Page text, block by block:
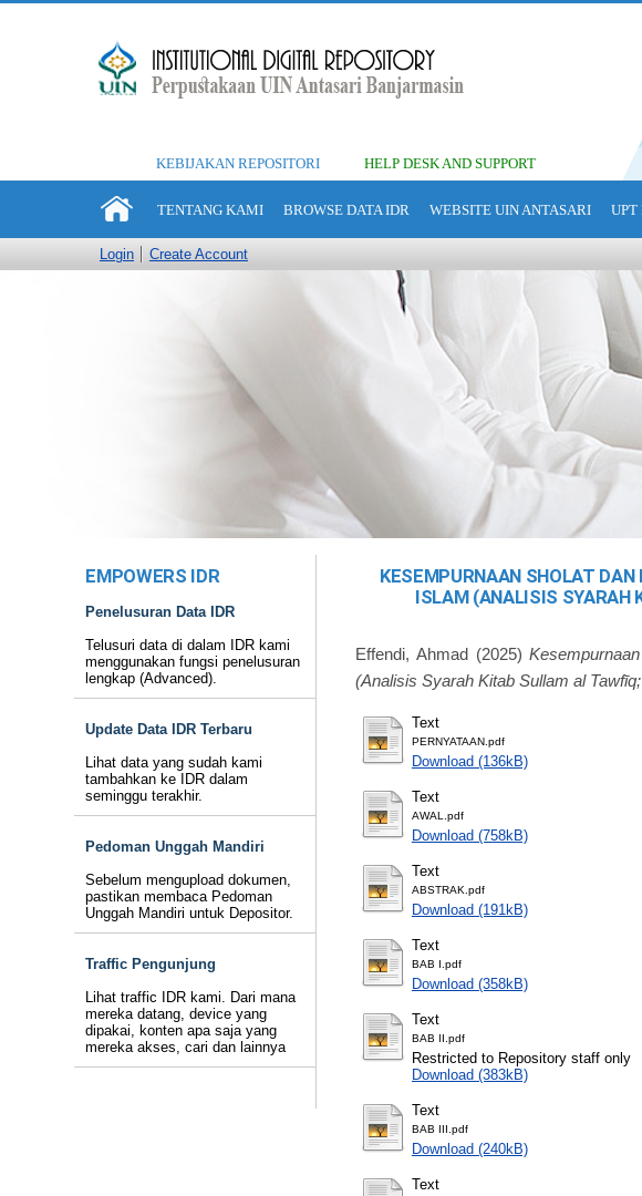
KEBIJAKAN REPOSITORI HELP DESK AND SUPPORT
TENTANG KAMI BROWSE DATA IDR WEBSITE UIN ANTASARI UPT
Login Create Account
EMPOWERS IDR
Penelusuran Data IDR
Telusuri data di dalam IDR kami
menggunakan fungsi penelusuran
lengkap (Advanced).
Update Data IDR Terbaru
Lihat data yang sudah kami
tambahkan ke IDR dalam
seminggu terakhir.
Pedoman Unggah Mandiri
Sebelum mengupload dokumen,
pastikan membaca Pedoman
Unggah Mandiri untuk Depositor.
Traffic Pengunjung
Lihat traffic IDR kami. Dari mana
mereka datang, device yang
dipakai, konten apa saja yang
mereka akses, cari dan lainnya
KESEMPURNAAN SHOLAT
ISLAM (ANALISIS SYARAH
Effendi, Ahmad(2025)
(Analisis Syarah Kitab Sullam al
Text
PERNYATAAN.pdf
Download (136kB)
Text
AWAL.pdf
Download (758kB)
Text
ABSTRAK.pdf
Download (191kB)
Text
BAB I.pdf
Download (358kB)
Text
BAB II.pdf
Restricted to Repository staff only
Download (383kB)
Text
BAB III.pdf
Download (240kB)
Text